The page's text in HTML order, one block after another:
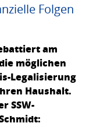
Folgen
am
möglichen
Legalisierung
Haushalt.
SSW-